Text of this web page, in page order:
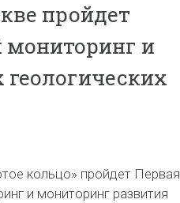
пройдет
мониторинг и
кольцо» пройдет Первая
и мониторинг развития